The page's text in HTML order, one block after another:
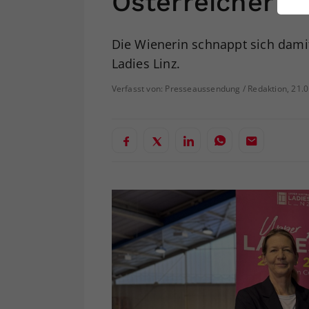
Die Wienerin schnappt sich
Ladies Linz.
Verfasst von: Presseaussendung / Redaktion,